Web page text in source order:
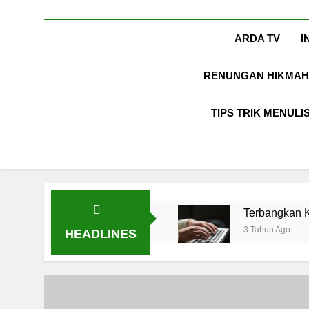
ARDA TV
RENUNGAN HIKMAH
TIPS TRIK
HEADLINES
Terbangkan
3 Tahun Ago
Ungkapan
8 Bulan Ago